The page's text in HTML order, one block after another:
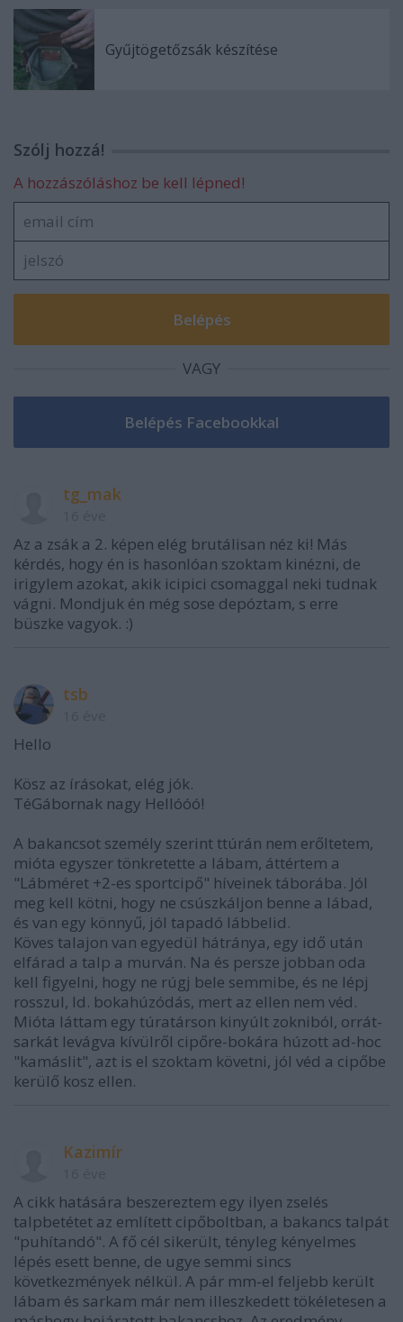
Gyűjtögetőzsák készítése
Szólj hozzá!
A hozzászóláshoz be kell lépned!
VAGY
tg_mak
Az a zsák a 2. képen elég brutálisan néz ki! Más
kérdés, hogy én is hasonlóan szoktam kinézni, de
irigylem azokat, akik icipici csomaggal neki tudnak
vágni. Mondjuk én még sose depóztam, s erre
büszke vagyok. :)
tsb
Hello
Kösz az írásokat, elég jók.
TéGábornak nagy Hellóóó!
A bakancsot személy szerint ttúrán nem erőltetem,
mióta egyszer tönkretette a lábam, áttértem a
"Lábméret +2-es sportcipő" híveinek táborába. Jól
meg kell kötni, hogy ne csúszkáljon benne a lábad,
és van egy könnyű, jól tapadó lábbelid.
Köves talajon van egyedül hátránya, egy idő után
elfárad a talp a murván. Na és persze jobban oda
kell figyelni, hogy ne rúgj bele semmibe, és ne lépj
rosszul, ld. bokahúzódás, mert az ellen nem véd.
Mióta láttam egy túratárson kinyúlt zokniból, orrát-
sarkát levágva kívülről cipőre-bokára húzott ad-hoc
"kamáslit", azt is el szoktam követni, jól véd a cipőbe
kerülő kosz ellen.
Kazimír
A cikk hatására beszereztem egy ilyen zselés
talpbetétet az említett cipőboltban, a bakancs talpát
"puhítandó". A fő cél sikerült, tényleg kényelmes
lépés esett benne, de ugye semmi sincs
következmények nélkül. A pár mm-el feljebb került
lábam és sarkam már nem illeszkedett tökéletesen a